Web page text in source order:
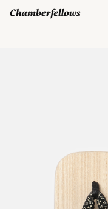
コレクション